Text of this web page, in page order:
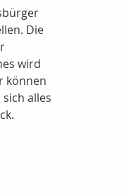
Die
wird
können
alles